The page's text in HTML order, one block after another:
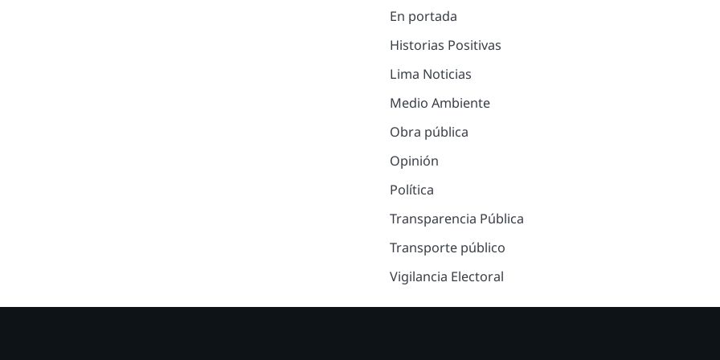
En portada
Historias Positivas
Lima Noticias
Medio Ambiente
Obra pública
Opinión
Política
Transparencia Pública
Transporte público
Vigilancia Electoral